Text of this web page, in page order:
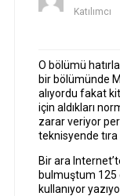
Katılımcı
O bölümü
bir bölümünde
alıyordu fakat
için aldıkları
zarar veriyor
teknisyende
Bir ara
bulmuştum 125
kullanıyor